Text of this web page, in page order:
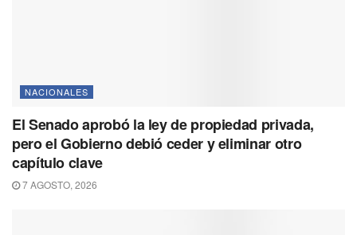
NACIONALES
El Senado aprobó la ley de propiedad privada,
pero el Gobierno debió ceder y eliminar otro
capítulo clave
7 AGOSTO, 2026